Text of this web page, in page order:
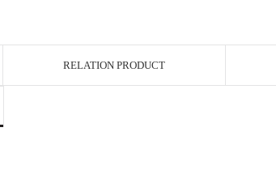
RELATION PRODUCT